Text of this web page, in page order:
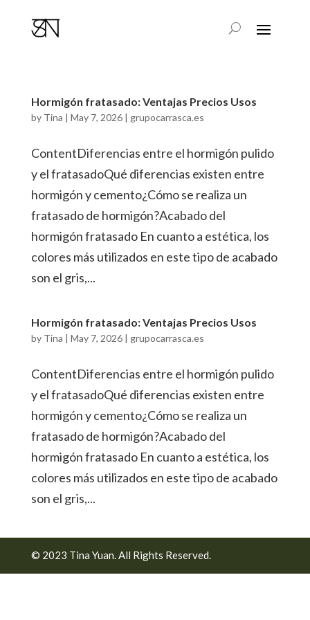
Hormigón fratasado: Ventajas Precios Usos
by Tina | May 7, 2026| grupocarrasca.es
ContentDiferencias entre el hormigón pulido
y el fratasadoQué diferencias existen entre
hormigón y cemento¿Cómo se realiza un
fratasado de hormigón?Acabado del
hormigón fratasado En cuanto a estética, los
colores más utilizados en este tipo de acabado
son el gris,...
Hormigón fratasado: Ventajas Precios Usos
by Tina | May 7, 2026| grupocarrasca.es
ContentDiferencias entre el hormigón pulido
y el fratasadoQué diferencias existen entre
hormigón y cemento¿Cómo se realiza un
fratasado de hormigón?Acabado del
hormigón fratasado En cuanto a estética, los
colores más utilizados en este tipo de acabado
son el gris,...
© 2023 Tina Yuan. All Rights Reserved.